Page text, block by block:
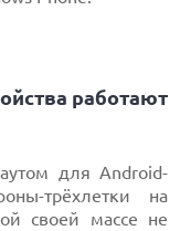
работают
для Android-
трёхлетки на
своей массе не